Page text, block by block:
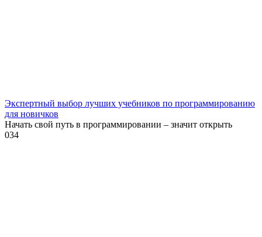
Экспертный выбор лучших учебников по программированию
для новичков
Начать свой путь в программировании – значит открыть
034